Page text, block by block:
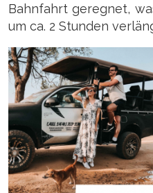
Bahnfahrt geregnet,
um ca. 2 Stunden